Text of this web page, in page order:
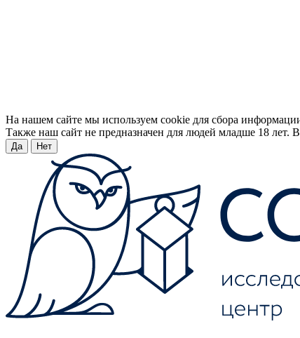
На нашем сайте мы используем cookie для сбора
Также наш сайт не предназначен для людей младше 18 лет.
Да Нет